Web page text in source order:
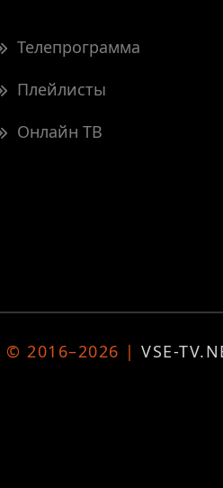
Телепрограмма
Плейлисты
Онлайн ТВ
© 2016–2026 | VSE-